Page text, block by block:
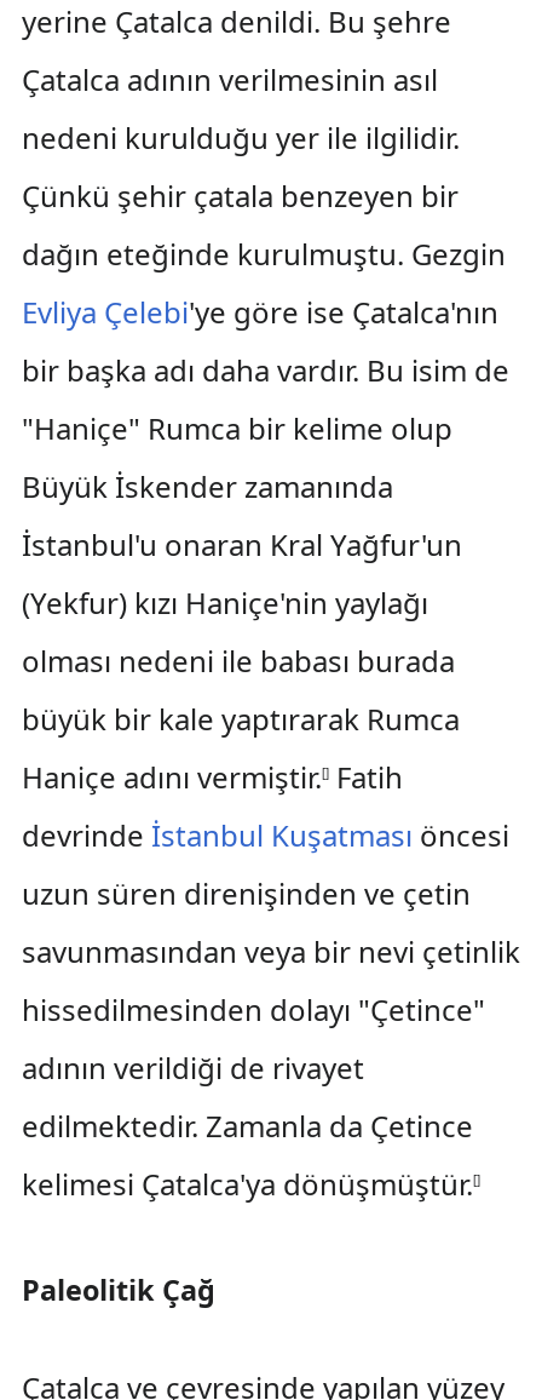
yerine Çatalca denildi. Bu şehre
Çatalca adının verilmesinin asıl
nedeni kurulduğu yer ile ilgilidir.
Çünkü şehir çatala benzeyen bir
dağın eteğinde kurulmuştu. Gezgin
Evliya Çelebi'ye göre ise Çatalca'nın
bir başka adı daha vardır. Bu isim de
"Haniçe" Rumca bir kelime olup
Büyük İskender zamanında
İstanbul'u onaran Kral Yağfur'un
(Yekfur) kızı Haniçe'nin yaylağı
olması nedeni ile babası burada
büyük bir kale yaptırarak Rumca
Haniçe adını vermiştir.[]Fatih
devrinde İstanbul Kuşatması öncesi
uzun süren direnişinden ve çetin
savunmasından veya bir nevi çetinlik
hissedilmesinden dolayı "Çetince"
adının verildiği de rivayet
edilmektedir. Zamanla da Çetince
kelimesi Çatalca'ya dönüşmüştür.[]
Paleolitik Çağ
Çatalca ve çevresinde yapılan yüzey